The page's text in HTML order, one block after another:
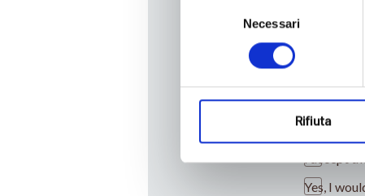
Necessari
Rifiuta
Gender
Language
Italian
Yes, I